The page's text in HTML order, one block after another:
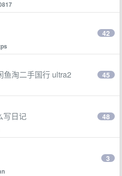
42
鱼淘二手国行 ultra2 45
写日记 48
3